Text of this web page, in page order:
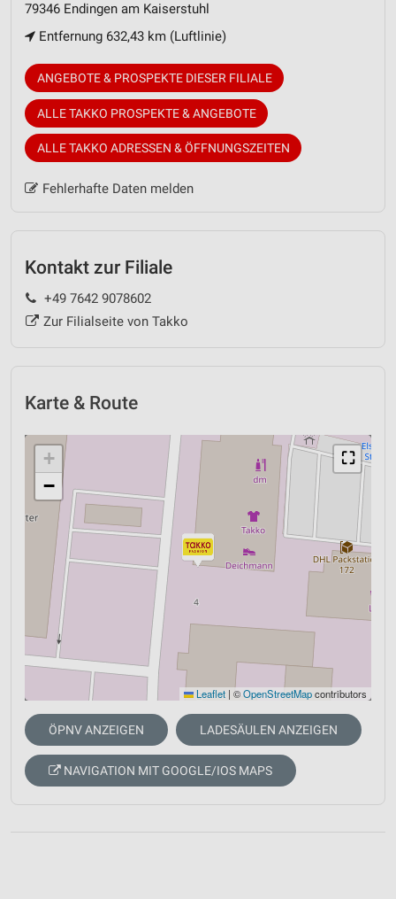
79346 Endingen am Kaiserstuhl
Entfernung 632,43 km (Luftlinie)
ANGEBOTE & PROSPEKTE DIESER FILIALE
ALLE TAKKO PROSPEKTE & ANGEBOTE
ALLE TAKKO ADRESSEN & ÖFFNUNGSZEITEN
Fehlerhafte Daten melden
Kontakt zur Filiale
+49 7642 9078602
Zur Filialseite von Takko
Karte & Route
⛶
+
−
Leaflet | ©OpenStreetMapcontributors
ÖPNV ANZEIGEN LADESÄULEN ANZEIGEN
NAVIGATION MIT GOOGLE/IOS MAPS